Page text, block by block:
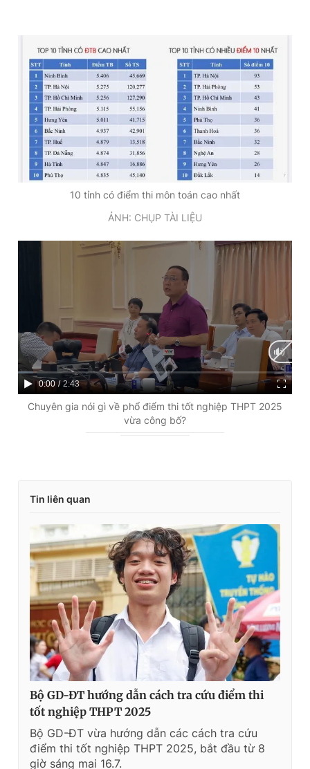
10 tỉnh có điểm thi môn toán cao nhất
ẢNH: CHỤP TÀI LIỆU
C
u
T
i
e
0:00 / D
u
n
2:43
Chuyên gia nói gì về phổ điểm thi tốt nghiệp THPT 2025
vừa công bố?
Tin liên quan
Bộ GD-ĐT hướng dẫn cách tra cứu điểm thi
tốt nghiệp THPT 2025
Bộ GD-ĐT vừa hướng dẫn các cách tra cứu
điểm thi tốt nghiệp THPT 2025, bắt đầu từ 8
giờ sáng mai 16.7.